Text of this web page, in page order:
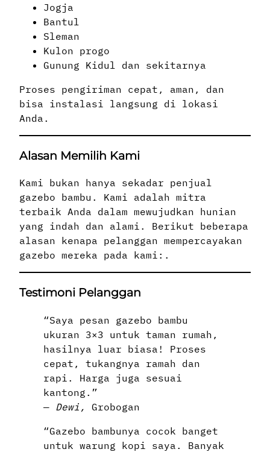
Jogja
Bantul
Sleman
Kulon progo
Gunung Kidul dan sekitarnya
Proses pengiriman cepat, aman, dan
bisa instalasi langsung di lokasi
Anda.
Alasan Memilih Kami
Kami bukan hanya sekadar penjual
gazebo bambu. Kami adalah mitra
terbaik Anda dalam mewujudkan hunian
yang indah dan alami. Berikut beberapa
alasan kenapa pelanggan mempercayakan
gazebo mereka pada kami:.
Testimoni Pelanggan
“Saya pesan gazebo bambu
ukuran 3×3 untuk taman rumah,
hasilnya luar biasa! Proses
cepat, tukangnya ramah dan
rapi. Harga juga sesuai
kantong.”
— Dewi, Grobogan
“Gazebo bambunya cocok banget
untuk warung kopi saya. Banyak